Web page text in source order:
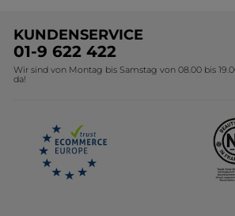
Geschenkideen Yves Rocher
Kollektion Monoi Yves Rocher
Umweltstiftung YR
Affiliate Programm
KUNDENSERVICE
01-9 622 422
Wir sind von Montag bis Samstag von 08.00 bis
da!